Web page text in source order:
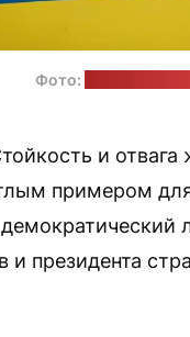
Фото:
и
примером
и президента